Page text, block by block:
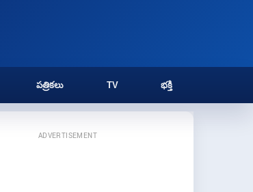
పత్రికలు TV భక్తి
ADVERTISEMENT